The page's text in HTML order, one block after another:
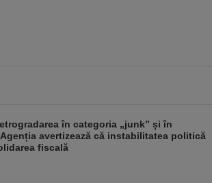
în categoria „junk” și în
avertizează că instabilitatea politică
fiscală